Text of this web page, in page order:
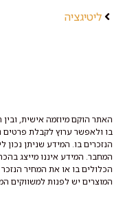
ליטיגציה
האתר הוקם מיוזמה אישית,
בו ולאפשר ערוץ לקבלת פרטים
הנזכרים בו. המידע שניתן
המחבר. המידע איננו מייצג
הכלולים בו או את המחיר
המוצרים יש לפנות למשווקים